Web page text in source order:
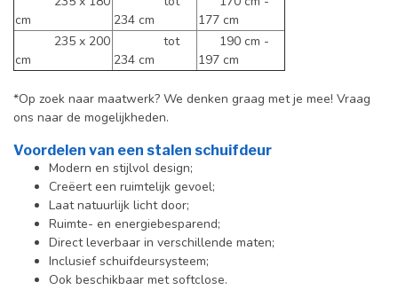
cm
234 cm
177 cm
235 x 200
cm
tot
234 cm
190 cm -
197 cm
*Op zoek naar maatwerk? We denken graag met je mee! Vraag
ons naar de mogelijkheden.
Voordelen van een stalen schuifdeur
Modern en stijlvol design;
Creëert een ruimtelijk gevoel;
Laat natuurlijk licht door;
Ruimte- en energiebesparend;
Direct leverbaar in verschillende maten;
Inclusief schuifdeursysteem;
Ook beschikbaar met softclose.